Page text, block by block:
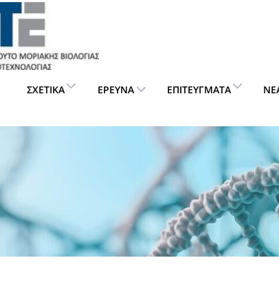
ΣΧΕΤΙΚΆ ΈΡΕΥΝΑ ΕΠΙΤΕΎΓΜΑΤΑ